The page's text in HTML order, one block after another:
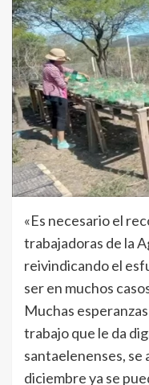
«Es necesario el
trabajadoras de la
reivindicando el
ser en muchos
Muchas
trabajo que le da
santaelenenses, se
diciembre ya se